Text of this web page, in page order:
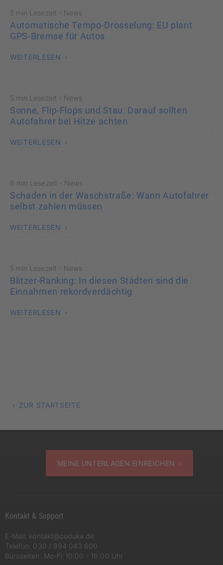
5 min Lesezeit · News
Automatische Tempo-Drosselung: EU plant
GPS-Bremse für Autos
WEITERLESEN
5 min Lesezeit · News
Sonne, Flip-Flops und Stau: Darauf sollten
Autofahrer bei Hitze achten
WEITERLESEN
6 min Lesezeit · News
Schaden in der Waschstraße: Wann Autofahrer
selbst zahlen müssen
WEITERLESEN
5 min Lesezeit · News
Blitzer-Ranking: In diesen Städten sind die
Einnahmen rekordverdächtig
WEITERLESEN
ZUR STARTSEITE
MEINE UNTERLAGEN EINREICHEN ›
Kontakt & Support
E-Mail: kontakt@coduka.de
Telefon: 030 / 994 043 600
Bürozeiten: Mo-Fr 10:00 - 16:00 Uhr